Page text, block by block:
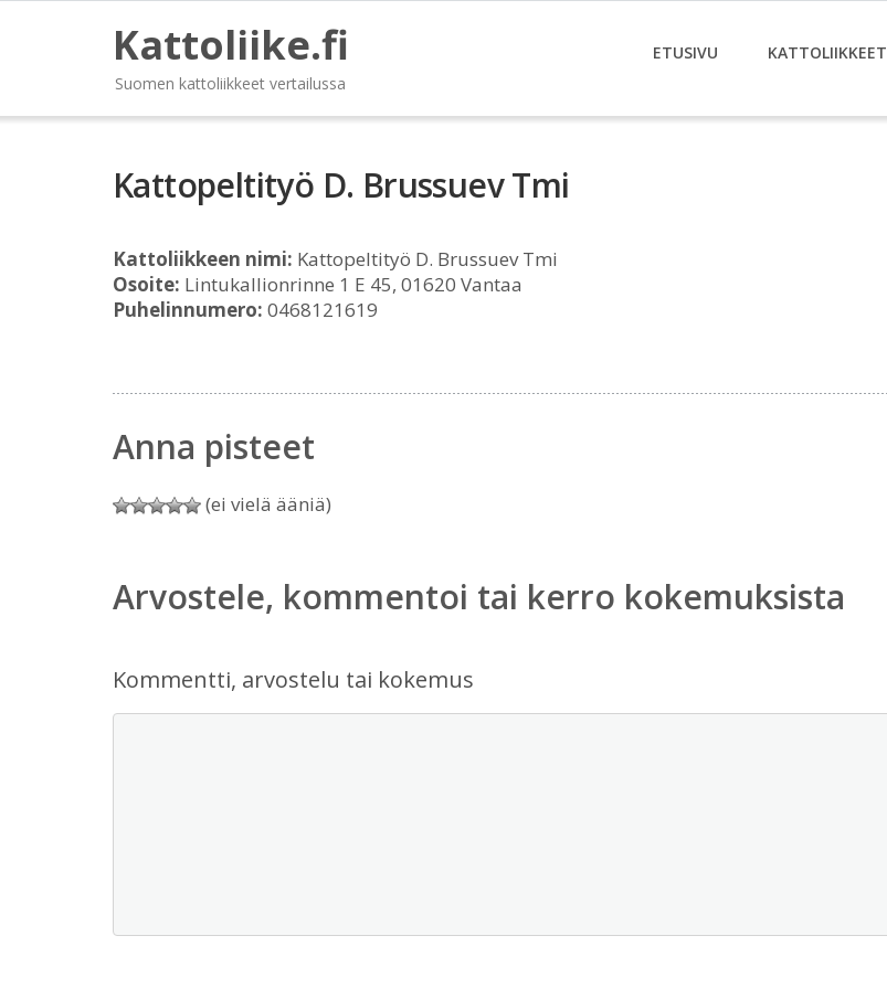
Kattoliike.fi
Suomen kattoliikkeet vertailussa
ETUSIVU KATTOLIIKKEET
Kattopeltityö D. Brussuev Tmi
Kattoliikkeen nimi: Kattopeltityö D. Brussuev Tmi
Osoite: Lintukallionrinne 1 E 45, 01620 Vantaa
Puhelinnumero: 0468121619
Anna pisteet
(ei vielä ääniä)
Arvostele, kommentoi tai kerro kokemuksista
Kommentti, arvostelu tai kokemus